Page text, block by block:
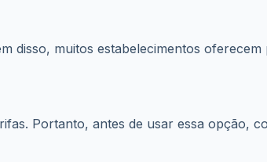
disso, muitos estabelecimentos oferecem